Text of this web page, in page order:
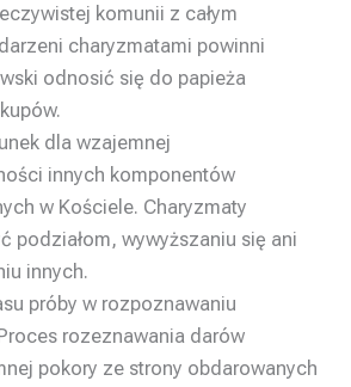
komunii z całym
charyzmatami powinni
odnosić się do papieża
dla wzajemnej
innych komponentów
w Kościele. Charyzmaty
podziałom, wywyższaniu się ani
innych.
próby w rozpoznawaniu
rozeznawania darów
pokory ze strony obdarowanych